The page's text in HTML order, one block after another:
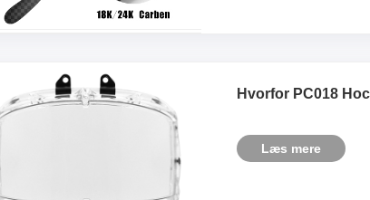
Hvorfor PC018
Læs mere